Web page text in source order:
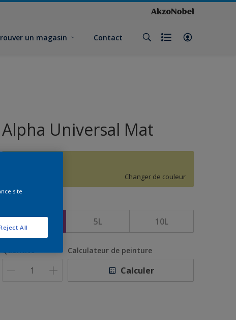
un magasin Contact
Alpha Universal Mat
Changer de couleur
5L 10L
Quantité Calculateur de peinture
Calculer
site
All